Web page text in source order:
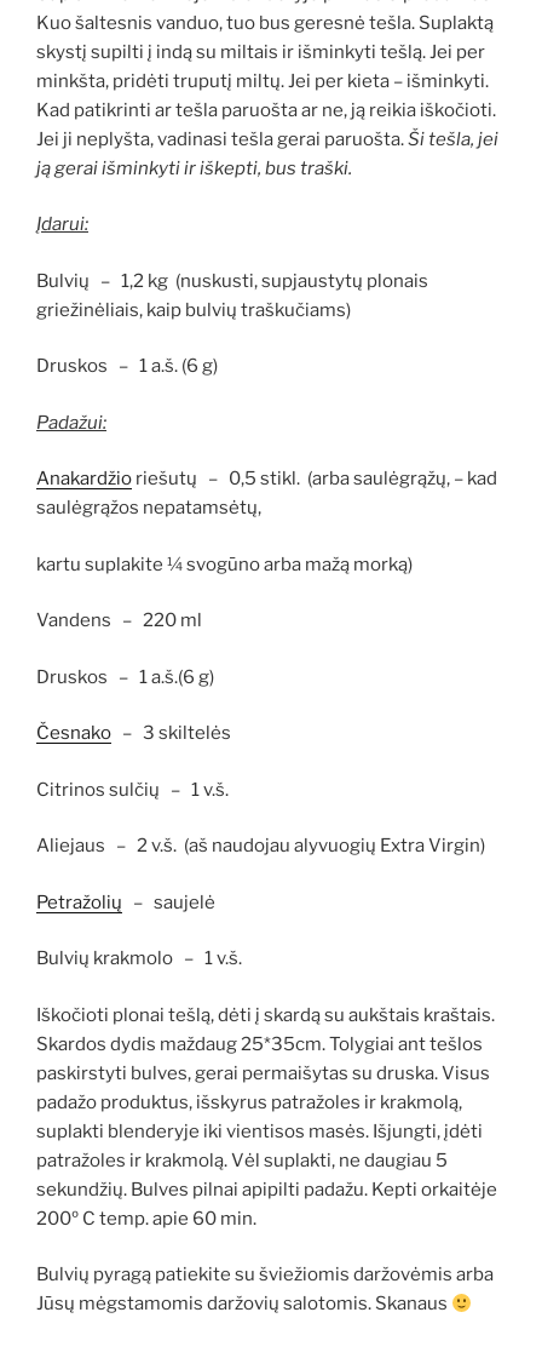
Kuo šaltesnis vanduo, tuo bus geresnė tešla. Suplaktą
skystį supilti į indą su miltais ir išminkyti tešlą. Jei per
minkšta, pridėti truputį miltų. Jei per kieta – išminkyti.
Kad patikrinti ar tešla paruošta ar ne, ją reikia iškočioti.
Jei ji neplyšta, vadinasi tešla gerai paruošta.Ši tešla, jei
ją gerai išminkyti ir iškepti, bus traški.
Įdarui:
Bulvių – 1,2 kg (nuskusti, supjaustytų plonais
griežinėliais, kaip bulvių traškučiams)
Druskos – 1 a.š. (6 g)
Padažui:
Anakardžio riešutų – 0,5 stikl. (arba saulėgrąžų, – kad
saulėgrąžos nepatamsėtų,
kartu suplakite ¼ svogūno arba mažą morką)
Vandens – 220 ml
Druskos – 1 a.š.(6 g)
Česnako – 3 skiltelės
Citrinos sulčių – 1 v.š.
Aliejaus – 2 v.š. (aš naudojau alyvuogių Extra Virgin)
Petražolių – saujelė
Bulvių krakmolo – 1 v.š.
Iškočioti plonai tešlą, dėti į skardą su aukštais kraštais.
Skardos dydis maždaug 25*35cm. Tolygiai ant tešlos
paskirstyti bulves, gerai permaišytas su druska. Visus
padažo produktus, išskyrus patražoles ir krakmolą,
suplakti blenderyje iki vientisos masės. Išjungti, įdėti
patražoles ir krakmolą. Vėl suplakti, ne daugiau 5
sekundžių. Bulves pilnai apipilti padažu. Kepti orkaitėje
200º C temp. apie 60 min.
Bulvių pyragą patiekite su šviežiomis daržovėmis arba
Jūsų mėgstamomis daržovių salotomis. Skanaus